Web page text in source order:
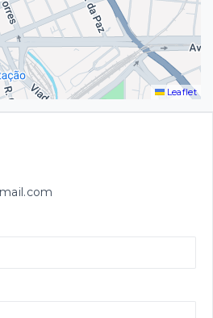
Leaflet